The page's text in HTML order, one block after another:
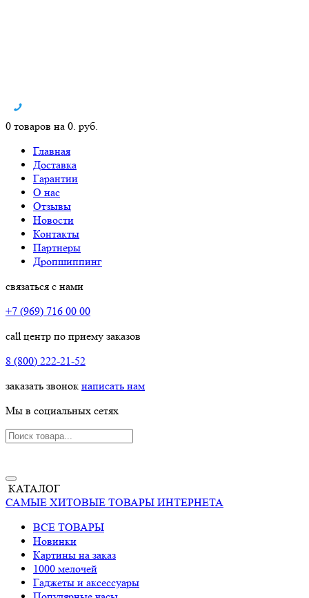
0 товаров на 0. руб.
Главная
Доставка
Гарантии
О нас
Отзывы
Новости
Контакты
Партнеры
Дропшиппинг
связаться с нами
+7 (969) 716 00 00
call центр по приему заказов
8 (800) 222-21-52
заказать звонок написать нам
Мы в социальных сетях
КАТАЛОГ
САМЫЕ ХИТОВЫЕ ТОВАРЫ ИНТЕРНЕТА
ВСЕ ТОВАРЫ
Новинки
Картины на заказ
1000 мелочей
Гаджеты и аксессуары